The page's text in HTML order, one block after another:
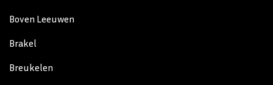
Boven Leeuwen
Brakel
Breukelen